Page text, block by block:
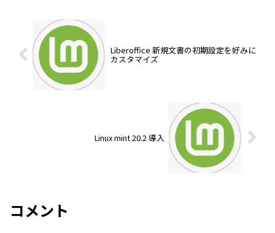
Liberoffice 新規文書の初期設定を好みに
カスタマイズ
Linux mint 20.2 導入
コメント